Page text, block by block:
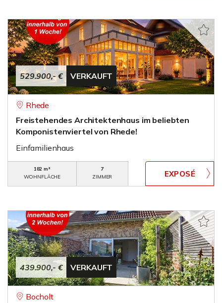
529.900,- € VERKAUFT
Rhede
Freistehendes Architektenhaus im beliebten
Komponistenviertel von Rhede!
Einfamilienhaus
182 m²
WOHNFLÄCHE
7
ZIMMER
439.900,- € VERKAUFT
Bocholt